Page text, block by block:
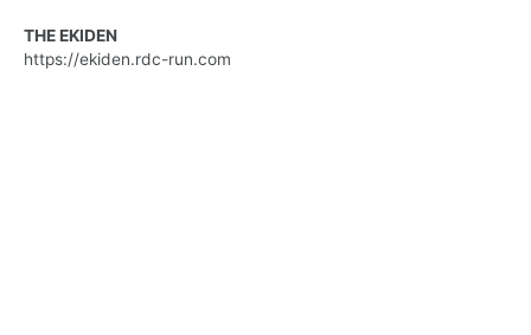
THE EKIDEN
https://ekiden.rdc-run.com